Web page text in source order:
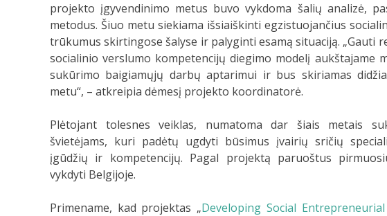
projekto įgyvendinimo metus buvo vykdoma šalių analizė,
metodus. Šiuo metu siekiama išsiaiškinti egzistuojančius
trūkumus skirtingose šalyse ir palyginti esamą situaciją. „Gauti
socialinio verslumo kompetencijų diegimo modelį aukštajame
sukūrimo baigiamųjų darbų aptarimui ir bus skiriamas
metu“, – atkreipia dėmesį projekto koordinatorė.
Plėtojant tolesnes veiklas, numatoma dar šiais metais
švietėjams, kuri padėtų ugdyti būsimus įvairių sričių
įgūdžių ir kompetencijų. Pagal projektą paruoštus
vykdyti Belgijoje.
Primename, kad projektas „Developing Social